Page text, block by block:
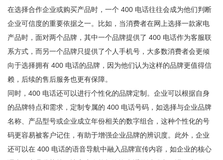
在选择合作企业或购买产品时，一个 400 电话往往会成为他们判断
企业可信度的重要依据之一。比如，当消费者在网上选择一款家电
产品时，面对两个品牌，其中一个品牌提供了 400 电话作为客服联
系方式，而另一个品牌只提供了个人手机号，大多数消费者会更倾
向于选择拥有 400 电话的品牌，因为他们认为这样的品牌更值得信
赖，后续的售后服务也更有保障。
同时，400 电话还可以进行个性化的品牌定制。企业可以根据自身
的品牌特点和需求，定制专属的 400 电话号码，如选择与企业品牌
名称、产品型号或企业成立年份相关的数字组合，这种个性化的号
码更容易被客户记住，有助于增强企业品牌的辨识度。此外，企业
还可以在 400 电话的语音导航中融入品牌宣传内容，如企业的核心